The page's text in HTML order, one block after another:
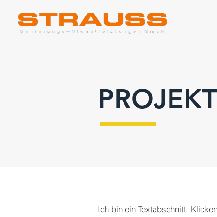
Ich bin ein Textabschnitt.